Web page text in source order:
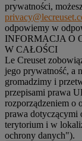
prywatności,
odpowiemy w
INFORMACJA O
W CAŁOŚCI
Le Creuset
jego prywatność, a
gromadzimy i
przepisami prawa
rozporządzeniem o
prawa dotyczącymi
terytorium i w
ochrony danych").